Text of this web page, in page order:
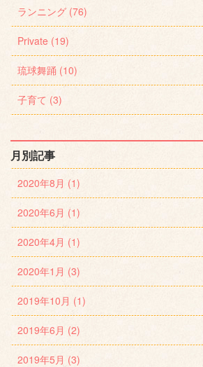
ランニング (76)
Private (19)
琉球舞踊 (10)
子育て (3)
月別記事
2020年8月 (1)
2020年6月 (1)
2020年4月 (1)
2020年1月 (3)
2019年10月 (1)
2019年6月 (2)
2019年5月 (3)